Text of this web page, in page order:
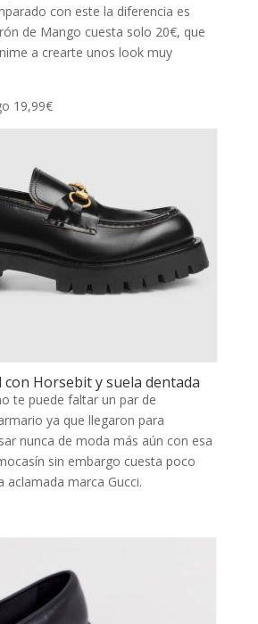
con este la diferencia es
de Mango cuesta solo 20€, que
a crearte unos look muy
19,99€
con Horsebit y suela dentada
te puede faltar un par de
ya que llegaron para
nunca de moda más aún con esa
sin embargo cuesta poco
aclamada marca Gucci.